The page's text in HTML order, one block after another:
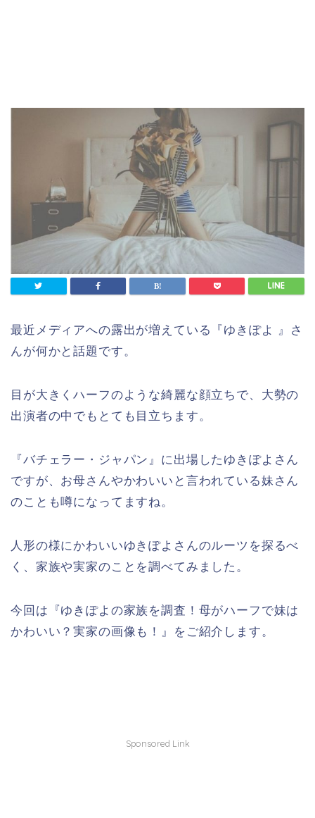
最近メディアへの露出が増えている『ゆきぽよ 』さ
んが何かと話題です。
目が大きくハーフのような綺麗な顔立ちで、大勢の
出演者の中でもとても目立ちます。
『バチェラー・ジャパン』に出場したゆきぽよさん
ですが、お母さんやかわいいと言われている妹さん
のことも噂になってますね。
人形の様にかわいいゆきぽよさんのルーツを探るべ
く、家族や実家のことを調べてみました。
今回は『ゆきぽよの家族を調査！母がハーフで妹は
かわいい？実家の画像も！』をご紹介します。
Sponsored Link